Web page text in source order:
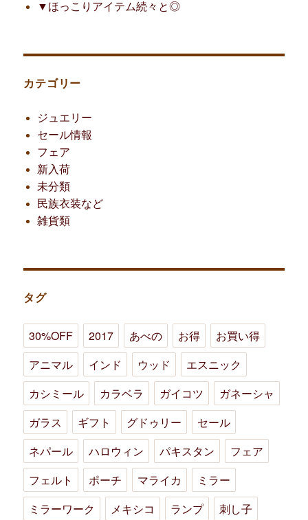
▼ほっこりアイテム続々と◎
カテゴリー
ジュエリー
セール情報
フェア
新入荷
未分類
民族衣装など
雑貨類
タグ
30%OFF 2017 あべの お得
お買い得
アニマル
インド ウッド
エスニック
カシミール
カラベラ ガイコツ
ガネーシャ
ガラス
ギフト グドゥリー
セール
ネパール
ハロウィン パキスタン
フェア
フェルト
ポーチ マライカ
ミラー
ミラーワーク
メキシコ ランプ
刺し子